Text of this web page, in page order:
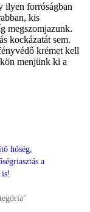
ilyen forróságban
kis
megszomjazunk.
kockázatát sem.
krémet kell
menjünk ki a
hőség,
a
is!